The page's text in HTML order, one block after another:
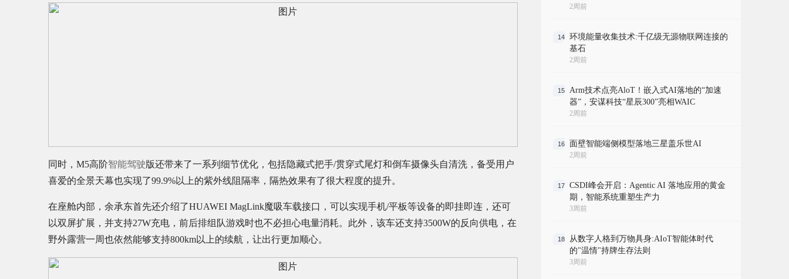
同时，M5高阶智能驾驶版还带来了一系列细节优化，包括隐藏式把手/贯穿式尾灯和倒车摄像头自清洗，备受用户
喜爱的全景天幕也实现了99.9%以上的紫外线阻隔率，隔热效果有了很大程度的提升。
在座舱内部，余承东首先还介绍了HUAWEI MagLink魔吸车载接口，可以实现手机/平板等设备的即挂即连，还可
以双屏扩展，并支持27W充电，前后排组队游戏时也不必担心电量消耗。此外，该车还支持3500W的反向供电，在
野外露营一周也依然能够支持800km以上的续航，让出行更加顺心。
2周前
14
环境能量收集技术:千亿级无源物联网连接的
基石
2周前
15
Arm技术点亮AloT！嵌入式AI落地的“加速
器”，安谋科技“星辰300”亮相WAIC
2周前
16 面壁智能端侧模型落地三星盖乐世AI
2周前
17
CSDI峰会开启：Agentic AI 落地应用的黄金
期，智能系统重塑生产力
3周前
18
从数字人格到万物具身:AIoT智能体时代
的"温情"持牌生存法则
3周前